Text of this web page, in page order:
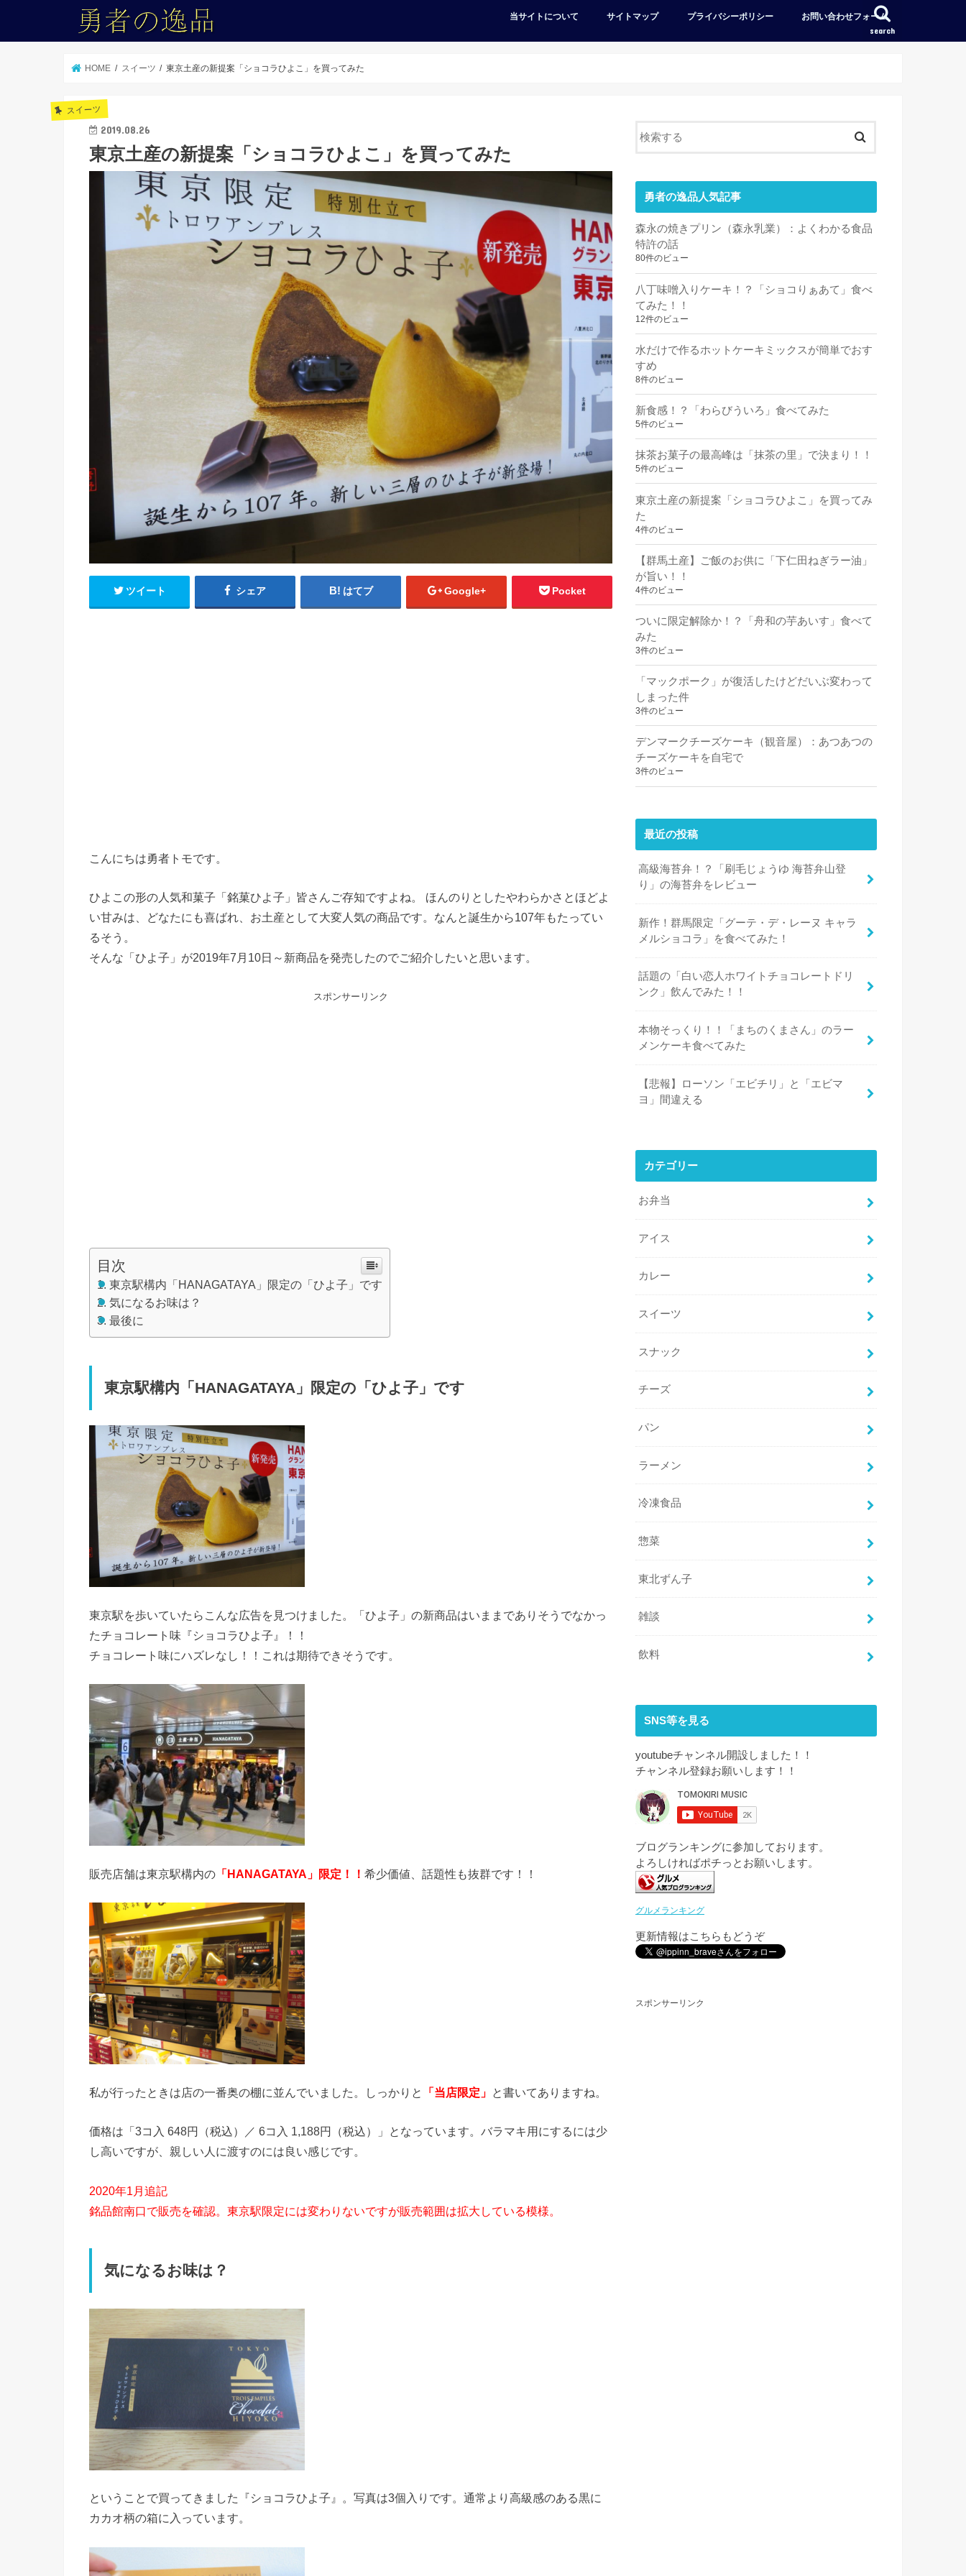
search
当サイトについて サイトマップ プライバシーポリシー お問い合わせフォーム
HOME スイーツ 東京土産の新提案「ショコラひよこ」を買ってみた
スイーツ
2019.08.26
東京土産の新提案「ショコラひよこ」を買ってみた
ツイート シェア はてブ Google+ Pocket
こんにちは勇者トモです。
ひよこの形の人気和菓子「銘菓ひよ子」皆さんご存知ですよね。 ほんのりとしたやわらかさとほどよ
い甘みは、どなたにも喜ばれ、お土産として大変人気の商品です。なんと誕生から107年もたってい
るそう。
そんな「ひよ子」が2019年7月10日～新商品を発売したのでご紹介したいと思います。
スポンサーリンク
目次
東京駅構内「HANAGATAYA」限定の「ひよ子」です
気になるお味は？
最後に
東京駅構内「HANAGATAYA」限定の「ひよ子」です
東京駅を歩いていたらこんな広告を見つけました。「ひよ子」の新商品はいままでありそうでなかっ
たチョコレート味『ショコラひよ子』！！
チョコレート味にハズレなし！！これは期待できそうです。
販売店舗は東京駅構内の 「HANAGATAYA」限定！！ 希少価値、話題性も抜群です！！
私が行ったときは店の一番奥の棚に並んでいました。しっかりと 「当店限定」 と書いてありますね。
価格は「3コ入 648円（税込）／ 6コ入 1,188円（税込）」となっています。バラマキ用にするには少
し高いですが、親しい人に渡すのには良い感じです。
2020年1月追記
銘品館南口で販売を確認。東京駅限定には変わりないですが販売範囲は拡大している模様。
気になるお味は？
ということで買ってきました『ショコラひよ子』。写真は3個入りです。通常より高級感のある黒に
カカオ柄の箱に入っています。
勇者の逸品人気記事
森永の焼きプリン（森永乳業）：よくわかる食品
特許の話
80件のビュー
八丁味噌入りケーキ！？「ショコりぁあて」食べ
てみた！！
12件のビュー
水だけで作るホットケーキミックスが簡単でおす
すめ
8件のビュー
新食感！？「わらびういろ」食べてみた
5件のビュー
抹茶お菓子の最高峰は「抹茶の里」で決まり！！
5件のビュー
東京土産の新提案「ショコラひよこ」を買ってみ
た
4件のビュー
【群馬土産】ご飯のお供に「下仁田ねぎラー油」
が旨い！！
4件のビュー
ついに限定解除か！？「舟和の芋あいす」食べて
みた
3件のビュー
「マックポーク」が復活したけどだいぶ変わって
しまった件
3件のビュー
デンマークチーズケーキ（観音屋）：あつあつの
チーズケーキを自宅で
3件のビュー
最近の投稿
高級海苔弁！？「刷毛じょうゆ 海苔弁山登
り」の海苔弁をレビュー
新作！群馬限定「グーテ・デ・レーヌ キャラ
メルショコラ」を食べてみた！
話題の「白い恋人ホワイトチョコレートドリ
ンク」飲んでみた！！
本物そっくり！！「まちのくまさん」のラー
メンケーキ食べてみた
【悲報】ローソン「エビチリ」と「エビマ
ヨ」間違える
カテゴリー
お弁当
アイス
カレー
スイーツ
スナック
チーズ
パン
ラーメン
冷凍食品
惣菜
東北ずん子
雑談
飲料
SNS等を見る
youtubeチャンネル開設しました！！
チャンネル登録お願いします！！
ブログランキングに参加しております。
よろしければポチっとお願いします。
グルメランキング
更新情報はこちらもどうぞ
スポンサーリンク